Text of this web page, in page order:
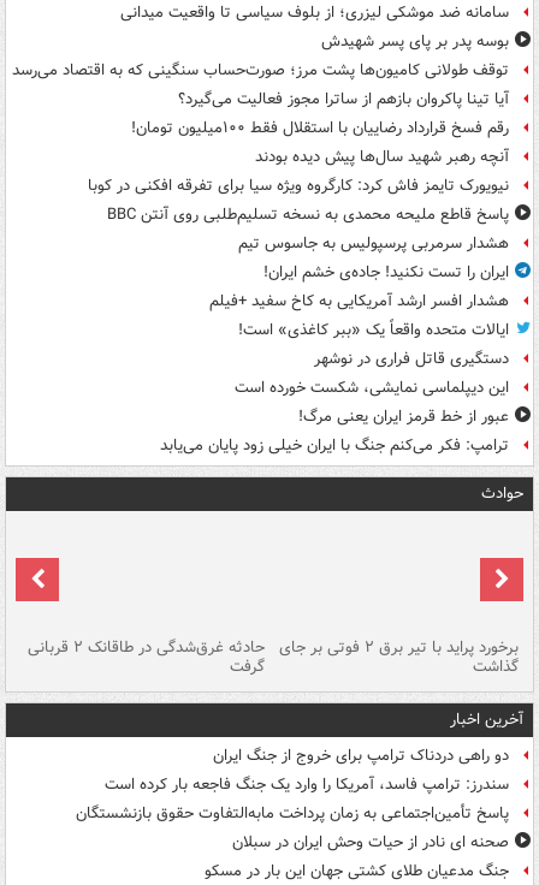
سامانه ضد موشکی لیزری؛ از بلوف سیاسی تا واقعیت میدانی
بوسه‌ پدر بر پای پسر شهیدش
توقف طولانی کامیون‌ها پشت مرز؛ صورت‌حساب سنگینی که به اقتصاد می‌رسد
آیا تینا پاکروان بازهم از ساترا مجوز فعالیت می‌گیرد؟
رقم فسخ قرارداد رضاییان با استقلال فقط ۱۰۰میلیون تومان!
آنچه رهبر شهید سال‌ها پیش دیده بودند
نیویورک تایمز فاش کرد: کارگروه ویژه سیا برای تفرقه افکنی در کوبا
پاسخ قاطع ملیحه محمدی به نسخه تسلیم‌طلبی روی آنتن BBC
هشدار سرمربی پرسپولیس به جاسوس تیم
ایران را تست نکنید! جاده‌ی خشم ایران!
هشدار افسر ارشد آمریکایی به کاخ سفید +فیلم
ایالات متحده واقعاً یک «ببر کاغذی» است!
دستگیری قاتل فراری در نوشهر
این دیپلماسی نمایشی، شکست خورده است
عبور از خط قرمز ایران یعنی مرگ!
ترامپ: فکر می‌کنم جنگ با ایران خیلی زود پایان می‌یابد
حوادث
برخورد پراید با تیر برق ۲ فوتی بر جای
گذاشت
حادثه غرق‌شدگی در طاقانک ۲ قربانی
گرفت
آخرین اخبار
دو راهی دردناک ترامپ برای خروج از جنگ ایران
سندرز: ترامپ فاسد، آمریکا را وارد یک جنگ فاجعه بار کرده است
پاسخ تأمین‌اجتماعی به زمان پرداخت مابه‌التفاوت حقوق بازنشستگان
صحنه ای نادر از حیات وحش ایران در سبلان
جنگ مدعیان طلای کشتی جهان این بار در مسکو